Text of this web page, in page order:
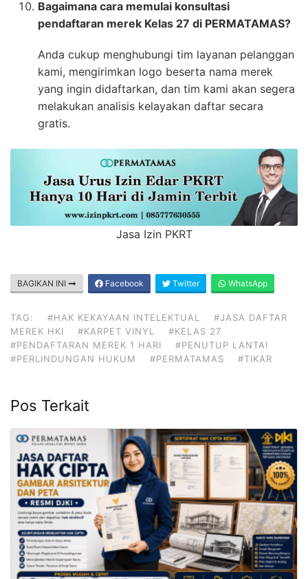
Bagaimana cara memulai konsultasi
pendaftaran merek Kelas 27 di PERMATAMAS?
Anda cukup menghubungi tim layanan pelanggan
kami, mengirimkan logo beserta nama merek
yang ingin didaftarkan, dan tim kami akan segera
melakukan analisis kelayakan daftar secara
gratis.
Jasa Izin PKRT
BAGIKAN INI Facebook Twitter WhatsApp
TAG: #HAK KEKAYAAN INTELEKTUAL
#JASA DAFTAR
MEREK HKI
#KARPET VINYL
#KELAS 27
#PENDAFTARAN MEREK 1 HARI
#PENUTUP LANTAI
#PERLINDUNGAN HUKUM
#PERMATAMAS #TIKAR
Pos Terkait